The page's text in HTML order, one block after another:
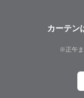
カーテン
※正午ま